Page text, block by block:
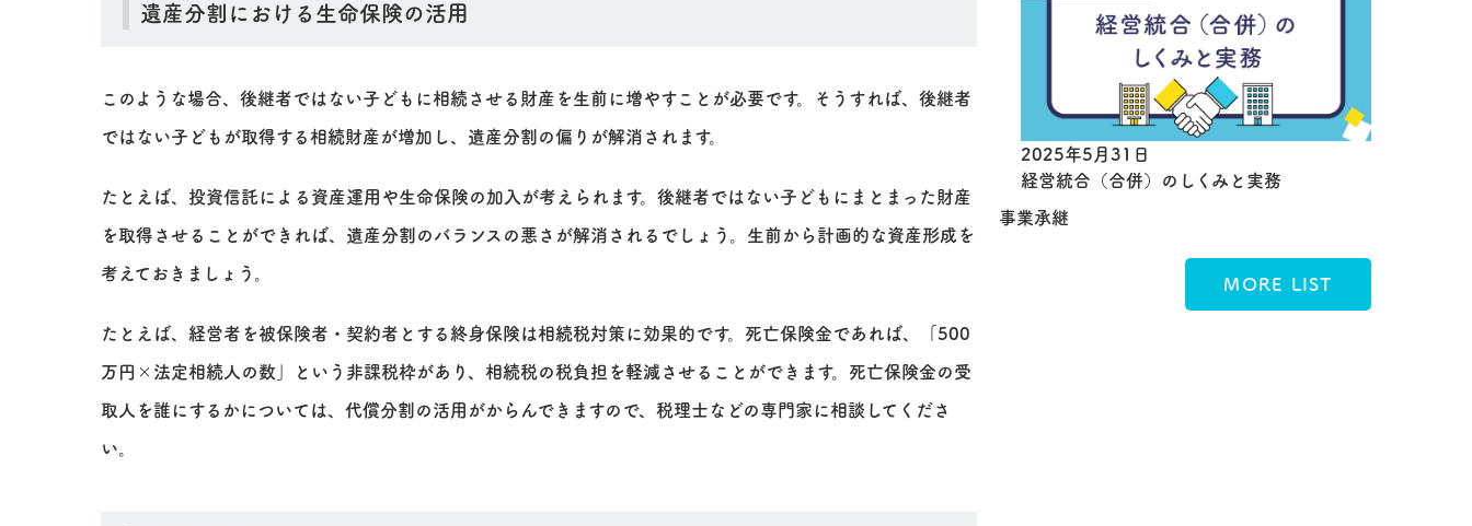
遺産分割における生命保険の活用
このような場合、後継者ではない子どもに相続させる財産を生前に増やすことが必要です。そうすれば、後継者
ではない子どもが取得する相続財産が増加し、遺産分割の偏りが解消されます。
たとえば、投資信託による資産運用や生命保険の加入が考えられます。後継者ではない子どもにまとまった財産
を取得させることができれば、遺産分割のバランスの悪さが解消されるでしょう。生前から計画的な資産形成を
考えておきましょう。
たとえば、経営者を被保険者・契約者とする終身保険は相続税対策に効果的です。死亡保険金であれば、「500
万円×法定相続人の数」という非課税枠があり、相続税の税負担を軽減させることができます。死亡保険金の受
取人を誰にするかについては、代償分割の活用がからんできますので、税理士などの専門家に相談してくださ
い。
2025年5月31日
経営統合（合併）のしくみと実務
事業承継
MORE LIST